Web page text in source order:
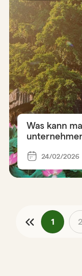
Was kann
24/02/2026
1 2